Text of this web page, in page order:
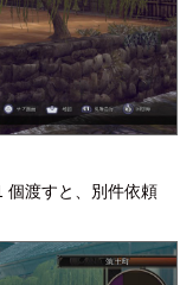
個渡すと、別件依頼